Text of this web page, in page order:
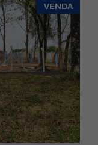
VENDA